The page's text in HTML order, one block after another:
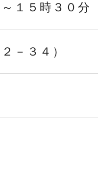
１５時３０分
－３４）